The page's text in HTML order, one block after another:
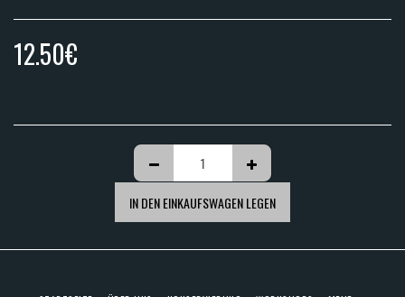
12.50€
IN DEN EINKAUFSWAGEN LEGEN